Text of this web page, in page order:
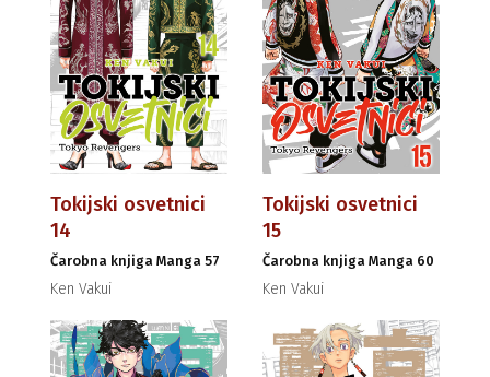
Tokijski osvetnici
14
Čarobna knjiga Manga 57
Ken Vakui
Tokijski osvetnici
15
Čarobna knjiga Manga 60
Ken Vakui